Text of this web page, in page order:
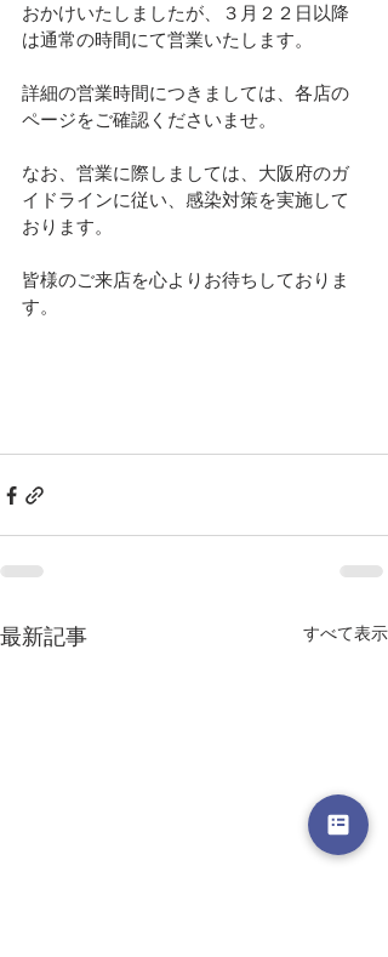
おかけいたしましたが、３月２２日以降
は通常の時間にて営業いたします。
詳細の営業時間につきましては、各店の
ページをご確認くださいませ。
なお、営業に際しましては、大阪府のガ
イドラインに従い、感染対策を実施して
おります。
皆様のご来店を心よりお待ちしておりま
す。
最新記事 すべて表示